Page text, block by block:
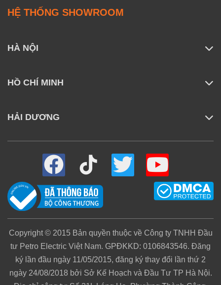
Làm sạch hiệu quả trên cả sàn cứng và
Tính linh hoạt vượt trội của máy hút bụi cầm tay
dụng đồng thời các dải cao su và sợi vải mềm. Trong
trong thảm, thì sợi mềm nhẹ nhàng quét sạch bụi mịn
cho đến hành lang, phòng ngủ.
HỆ THỐNG SHOWROOM
HÀ NỘI
HỒ CHÍ MINH
HẢI DƯƠNG
Copyright © 2015 Bản quyền thuộc về Công ty TNHH Đầu
tư Petro Electric Việt Nam. GPĐKKD: 0106843546. Đăng
ký lần đầu ngày 11/05/2015, đăng ký thay đổi lần thứ 2
ngày 24/08/2018 bởi Sở Kế Hoạch và Đầu Tư TP Hà Nội.